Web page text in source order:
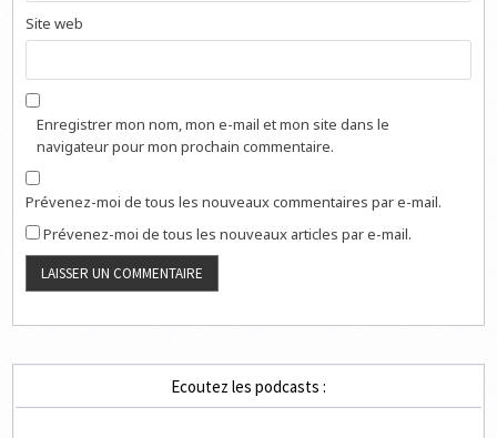
Site web
Enregistrer mon nom, mon e-mail et mon site dans le
navigateur pour mon prochain commentaire.
Prévenez-moi de tous les nouveaux commentaires par e-mail.
Prévenez-moi de tous les nouveaux articles par e-mail.
Ecoutez les podcasts :